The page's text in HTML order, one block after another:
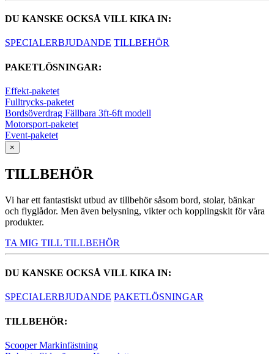
DU KANSKE OCKSÅ VILL KIKA IN:
SPECIALERBJUDANDE TILLBEHÖR
PAKETLÖSNINGAR:
Effekt-paketet
Fulltrycks-paketet
Bordsöverdrag Fällbara 3ft-6ft modell
Motorsport-paketet
Event-paketet
×
TILLBEHÖR
Vi har ett fantastiskt utbud av tillbehör såsom bord, stolar, bänkar
och flyglådor. Men även belysning, vikter och kopplingskit för våra
produkter.
TA MIG TILL TILLBEHÖR
DU KANSKE OCKSÅ VILL KIKA IN:
SPECIALERBJUDANDE PAKETLÖSNINGAR
TILLBEHÖR:
Scooper Markinfästning